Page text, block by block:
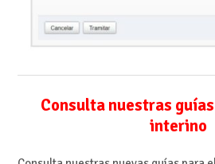
Consulta nuestras
interino